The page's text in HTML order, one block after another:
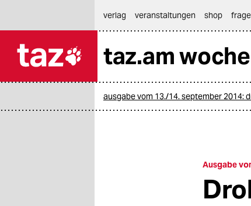
themen
verlag
veranstaltungen shop
taz.am
ausgabe vom 13./14. september 2014:
Ausgabe